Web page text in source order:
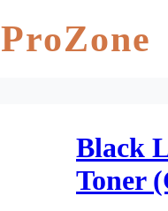
ProZone
Black
Toner